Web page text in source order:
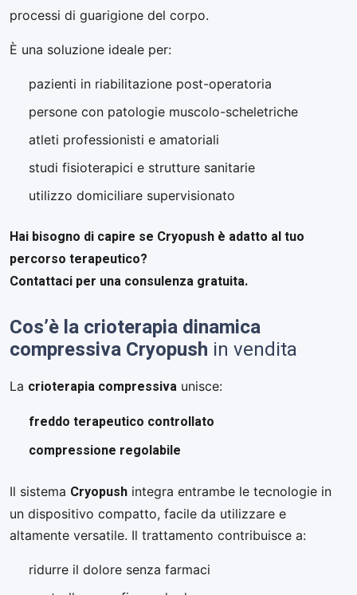
processi di guarigione del corpo.
È una soluzione ideale per:
pazienti in riabilitazione post-operatoria
persone con patologie muscolo-scheletriche
atleti professionisti e amatoriali
studi fisioterapici e strutture sanitarie
utilizzo domiciliare supervisionato
Hai bisogno di capire se Cryopush è adatto al tuo
percorso terapeutico?
Contattaci per una consulenza gratuita.
Cos’è la crioterapia dinamica
compressiva Cryopush in vendita
La crioterapia compressiva unisce:
freddo terapeutico controllato
compressione regolabile
Il sistema Cryopush integra entrambe le tecnologie in
un dispositivo compatto, facile da utilizzare e
altamente versatile. Il trattamento contribuisce a:
ridurre il dolore senza farmaci